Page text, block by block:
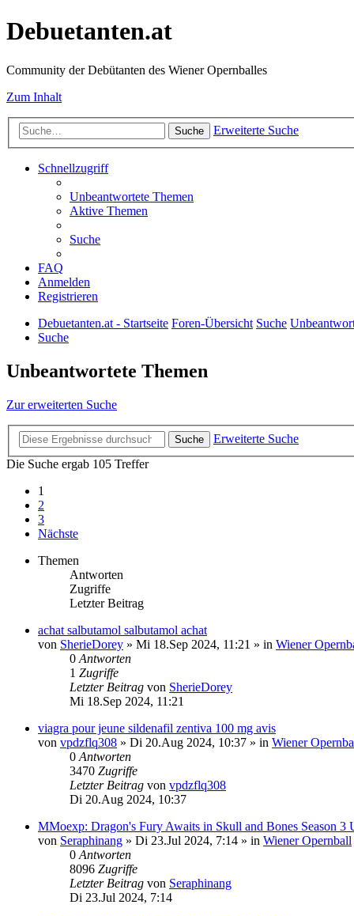
Debuetanten.at
Community der Debütanten des Wiener Opernballes
Zum Inhalt
Suche Erweiterte Suche
Schnellzugriff
Unbeantwortete Themen
Aktive Themen
Suche
FAQ
Anmelden
Registrieren
Debuetanten.at - Startseite Foren-Übersicht Suche
Suche
Unbeantwortete Themen
Zur erweiterten Suche
Suche
Erweiterte Suche
Die Suche ergab 105 Treffer
1
2
3
Nächste
Themen
Antworten
Zugriffe
Letzter Beitrag
achat salbutamol salbutamol achat
von SherieDorey » Mi 18.Sep 2024, 11:21 » in Wiener
0 Antworten
1 Zugriffe
Letzter Beitrag von SherieDorey
Mi 18.Sep 2024, 11:21
viagra pour jeune sildenafil zentiva 100 mg avis
von vpdzflq308 » Di 20.Aug 2024, 10:37 » in Wiener
0 Antworten
3470 Zugriffe
Letzter Beitrag von vpdzflq308
Di 20.Aug 2024, 10:37
MMoexp: Dragon's Fury Awaits in Skull and Bones Season 3
von Seraphinang » Di 23.Jul 2024, 7:14 » in Wiener Opernball
0 Antworten
8096 Zugriffe
Letzter Beitrag von Seraphinang
Di 23.Jul 2024, 7:14